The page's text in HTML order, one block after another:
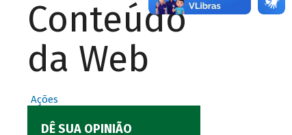
Conteúdo
da Web
Ações
DÊ SUA OPINIÃO